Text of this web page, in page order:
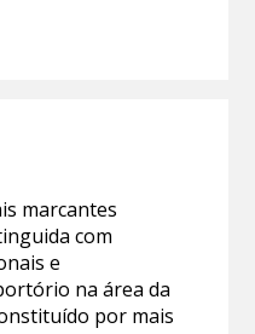
marcantes
com
e
na área da
por mais